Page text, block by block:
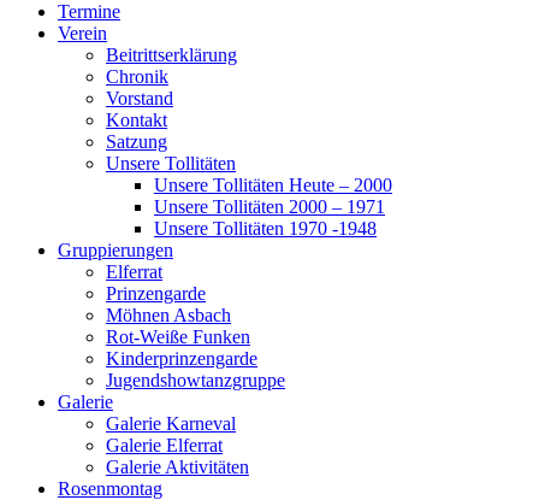
Termine
Verein
Beitrittserklärung
Chronik
Vorstand
Kontakt
Satzung
Unsere Tollitäten
Unsere Tollitäten Heute – 2000
Unsere Tollitäten 2000 – 1971
Unsere Tollitäten 1970 -1948
Gruppierungen
Elferrat
Prinzengarde
Möhnen Asbach
Rot-Weiße Funken
Kinderprinzengarde
Jugendshowtanzgruppe
Galerie
Galerie Karneval
Galerie Elferrat
Galerie Aktivitäten
Rosenmontag